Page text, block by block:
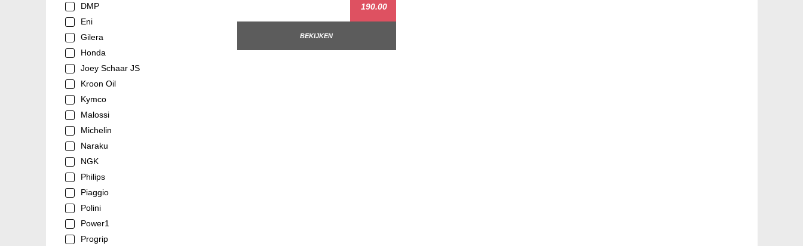
DMP
Eni
Gilera
Honda
Joey Schaar JS
Kroon Oil
Kymco
Malossi
Michelin
Naraku
NGK
Philips
Piaggio
Polini
Power1
Progrip
190.00
BEKIJKEN